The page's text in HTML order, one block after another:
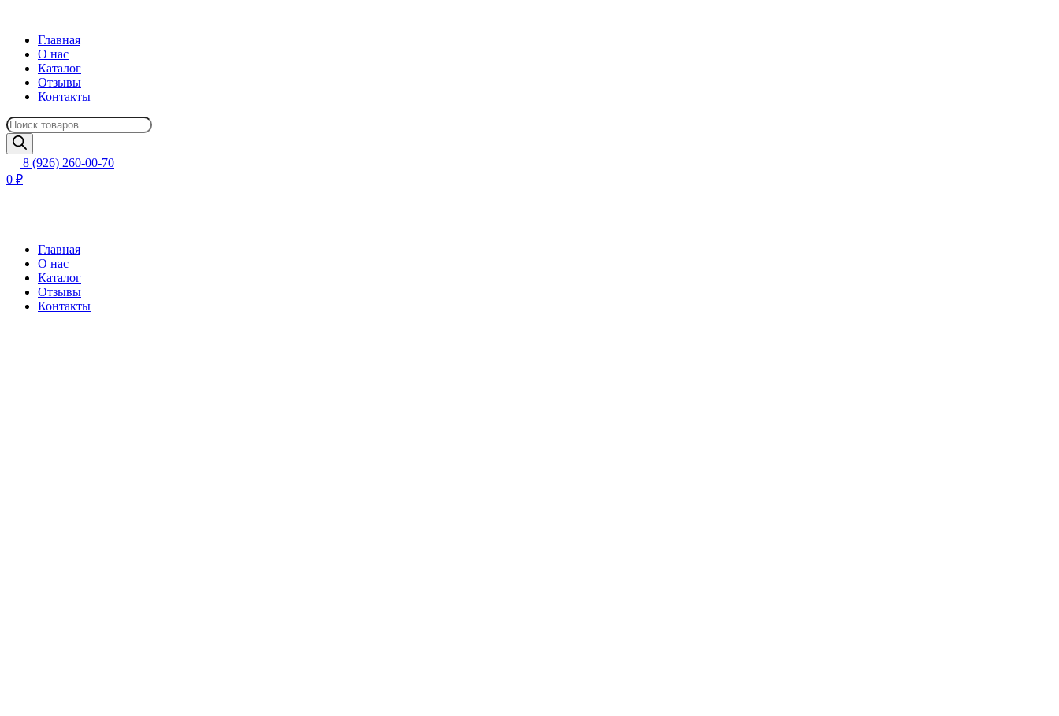
Главная
О нас
Каталог
Отзывы
Контакты
Поиск
товаров
8 (926) 260-00-70
0 ₽
Главная
О нас
Каталог
Отзывы
Контакты